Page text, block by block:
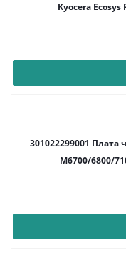
Kyocera
301022299001 Плата
M6700/6800/